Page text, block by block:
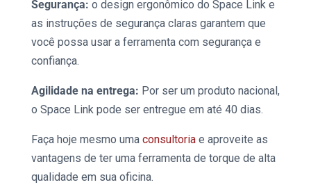
Segurança: o design ergonômico do Space Linke
as instruções de segurança claras garantem que
você possa usar a ferramenta com segurança e
confiança.
Agilidade na entrega: Por ser um produto nacional,
o Space Link pode ser entregue em até 40 dias.
Faça hoje mesmo uma consultoriae aproveite as
vantagens de ter uma ferramenta de torque de alta
qualidade em sua oficina.